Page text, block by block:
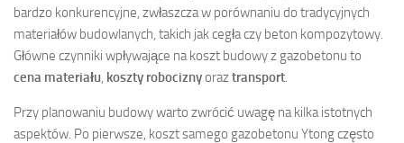
bardzo konkurencyjne, zwłaszcza w porównaniu do tradycyjnych
materiałów budowlanych, takich jak cegła czy beton kompozytowy.
Główne czynniki wpływające na koszt budowy z gazobetonu to
cena materiału koszty robociznyoraztransport
Przy planowaniu budowy warto zwrócić uwagę na kilka istotnych
aspektów. Po pierwsze, koszt samego gazobetonu Ytong często